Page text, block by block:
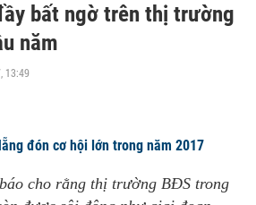
bất ngờ trên thị trường
năm
13:49
đón cơ hội lớn trong năm 2017
cho rằng thị trường BĐS trong